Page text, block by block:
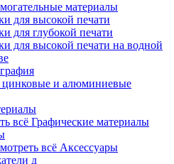
материалы
для высокой печати
для глубокой печати
для высокой печати на водной
и алюминиевые
всё Графические материалы
всё Аксессуары
д